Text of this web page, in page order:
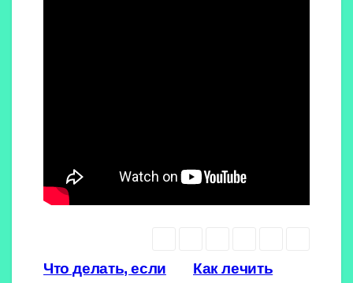
Навигация
Как лечить
Что делать, если